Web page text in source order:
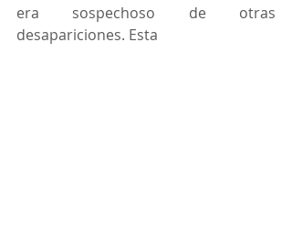
era sospechoso de otras
desapariciones. Esta